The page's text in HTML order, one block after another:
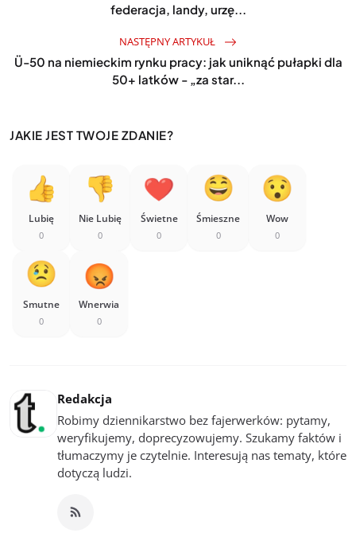
federacja, landy, urzę...
NASTĘPNY ARTYKUŁ
Ü-50 na niemieckim rynku pracy: jak uniknąć pułapki dla
50+ latków - „za star...
JAKIE JEST TWOJE ZDANIE?
Lubię
0
Nie Lubię
0
Świetne
0
Śmieszne
0
Wow
0
Smutne
0
Wnerwia
0
Redakcja
Robimy dziennikarstwo bez fajerwerków: pytamy,
weryfikujemy, doprecyzowujemy. Szukamy faktów i
tłumaczymy je czytelnie. Interesują nas tematy, które
dotyczą ludzi.